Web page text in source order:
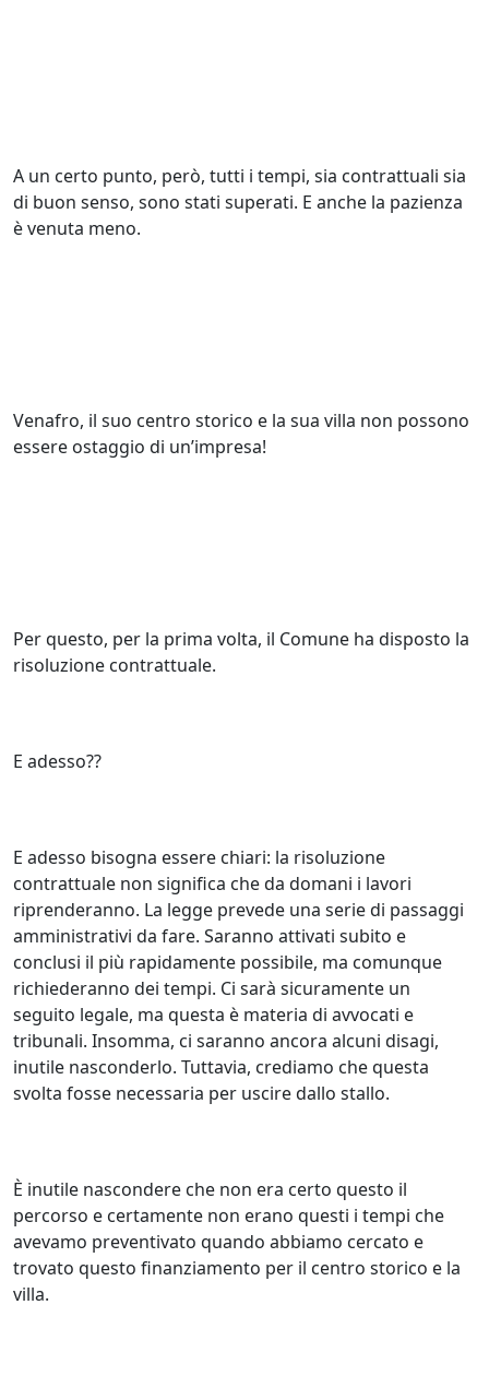
A un certo punto, però, tutti i tempi, sia contrattuali sia
di buon senso, sono stati superati. E anche la pazienza
è venuta meno.
Venafro, il suo centro storico e la sua villa non possono
essere ostaggio di un’impresa!
Per questo, per la prima volta, il Comune ha disposto la
risoluzione contrattuale.
E adesso??
E adesso bisogna essere chiari: la risoluzione
contrattuale non significa che da domani i lavori
riprenderanno. La legge prevede una serie di passaggi
amministrativi da fare. Saranno attivati subito e
conclusi il più rapidamente possibile, ma comunque
richiederanno dei tempi. Ci sarà sicuramente un
seguito legale, ma questa è materia di avvocati e
tribunali. Insomma, ci saranno ancora alcuni disagi,
inutile nasconderlo. Tuttavia, crediamo che questa
svolta fosse necessaria per uscire dallo stallo.
È inutile nascondere che non era certo questo il
percorso e certamente non erano questi i tempi che
avevamo preventivato quando abbiamo cercato e
trovato questo finanziamento per il centro storico e la
villa.